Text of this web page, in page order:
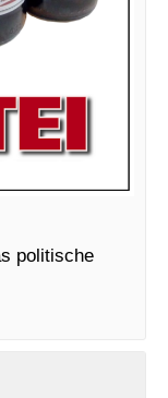
politische